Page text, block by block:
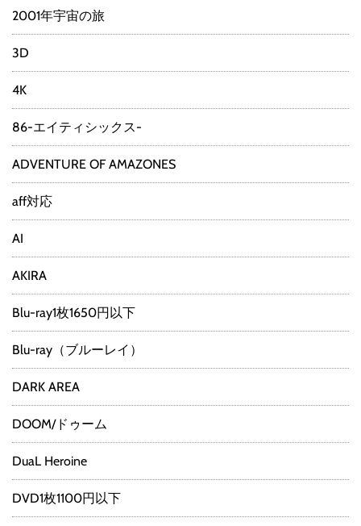
2001年宇宙の旅
3D
4K
86-エイティシックス-
ADVENTURE OF AMAZONES
aff対応
AI
AKIRA
Blu-ray1枚1650円以下
Blu-ray（ブルーレイ）
DARK AREA
DOOM/ドゥーム
DuaL Heroine
DVD1枚1100円以下